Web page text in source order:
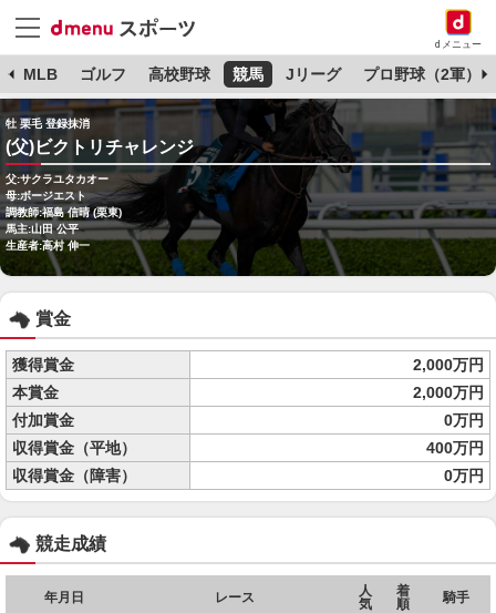
dメニュー
MLB ゴルフ 高校野球 競馬 Jリーグ プロ野球（2軍）
牡 栗毛 登録抹消
(父)ビクトリチャレンジ
父:サクラユタカオー
母:ボージエスト
調教師:福島 信晴 (栗東)
馬主:山田 公平
生産者:高村 伸一
賞金
獲得賞金
2,000万円
本賞金
2,000万円
付加賞金
0万円
収得賞金（平地）
400万円
収得賞金（障害）
0万円
競走成績
年月日 レース
人
気
着
順
騎手